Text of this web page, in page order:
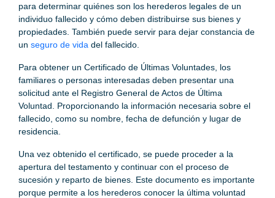
para determinar quiénes son los herederos legales de un
individuo fallecido y cómo deben distribuirse sus bienes y
propiedades. También puede servir para dejar constancia de
un seguro de vida del fallecido.
Para obtener un Certificado de Últimas Voluntades, los
familiares o personas interesadas deben presentar una
solicitud ante el Registro General de Actos de Última
Voluntad. Proporcionando la información necesaria sobre el
fallecido, como su nombre, fecha de defunción y lugar de
residencia.
Una vez obtenido el certificado, se puede proceder a la
apertura del testamento y continuar con el proceso de
sucesión y reparto de bienes. Este documento es importante
porque permite a los herederos conocer la última voluntad